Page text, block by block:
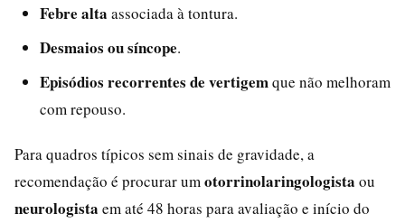
Febre alta associada à tontura.
Desmaios ou síncope.
Episódios recorrentes de vertigemque não melhoram
com repouso.
Para quadros típicos sem sinais de gravidade, a
recomendação é procurar um otorrinolaringologista ou
neurologista em até 48 horas para avaliação e início do